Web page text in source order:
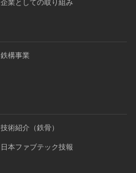
企業としての取り組み
鉄構事業
技術紹介（鉄骨）
日本ファブテック技報